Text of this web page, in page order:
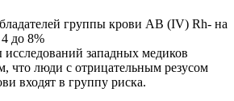
группы крови AB (IV) Rh- на
до 8%
исследований западных медиков
что люди с отрицательным резусом
входят в группу риска.